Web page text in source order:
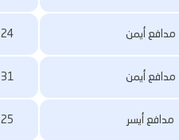
مدافع أيمن 24
مدافع أيمن 31
مدافع أيسر 25